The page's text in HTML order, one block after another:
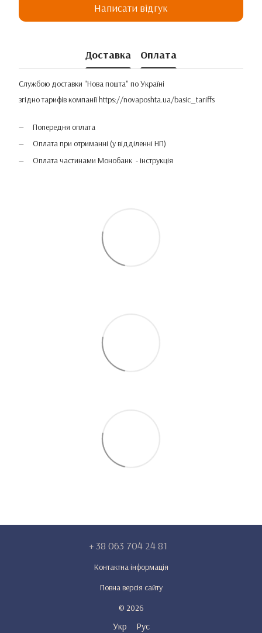
Написати відгук
Доставка Оплата
Службою доставки "Нова пошта" по Україні
згідно тарифів компаніїhttps://novaposhta.ua/basic_tariffs
Попередня оплата
Оплата при отриманні (у відділенні НП)
Оплата частинами Монобанк - інструкція
+ 38 063 704 24 81
Контактна інформація
Повна версія сайту
© 2026
Укр Рус